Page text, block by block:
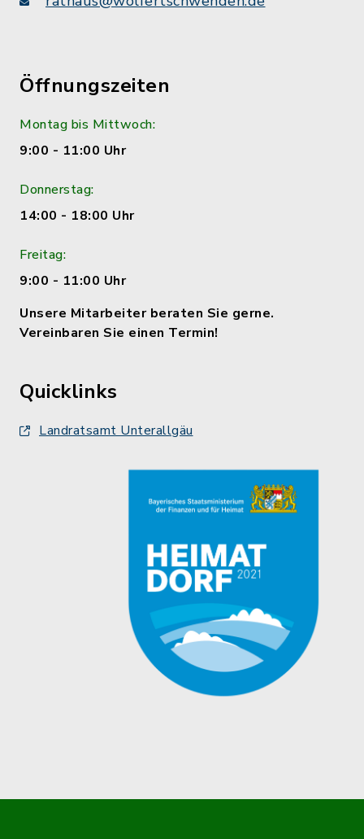
Öffnungszeiten
Montag bis Mittwoch:
9:00 - 11:00 Uhr
Donnerstag:
14:00 - 18:00 Uhr
Freitag:
9:00 - 11:00 Uhr
Unsere Mitarbeiter beraten Sie gerne.
Vereinbaren Sie einen Termin!
Quicklinks
Landratsamt Unterallgäu